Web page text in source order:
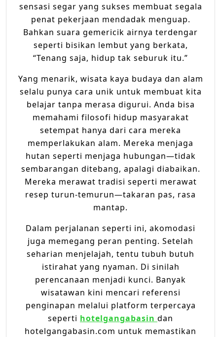
sensasi segar yang sukses membuat segala
penat pekerjaan mendadak menguap.
Bahkan suara gemericik airnya terdengar
seperti bisikan lembut yang berkata,
“Tenang saja, hidup tak seburuk itu.”
Yang menarik, wisata kaya budaya dan alam
selalu punya cara unik untuk membuat kita
belajar tanpa merasa digurui. Anda bisa
memahami filosofi hidup masyarakat
setempat hanya dari cara mereka
memperlakukan alam. Mereka menjaga
hutan seperti menjaga hubungan—tidak
sembarangan ditebang, apalagi diabaikan.
Mereka merawat tradisi seperti merawat
resep turun-temurun—takaran pas, rasa
mantap.
Dalam perjalanan seperti ini, akomodasi
juga memegang peran penting. Setelah
seharian menjelajah, tentu tubuh butuh
istirahat yang nyaman. Di sinilah
perencanaan menjadi kunci. Banyak
wisatawan kini mencari referensi
penginapan melalui platform terpercaya
seperti hotelgangabasin dan
hotelgangabasin.com untuk memastikan